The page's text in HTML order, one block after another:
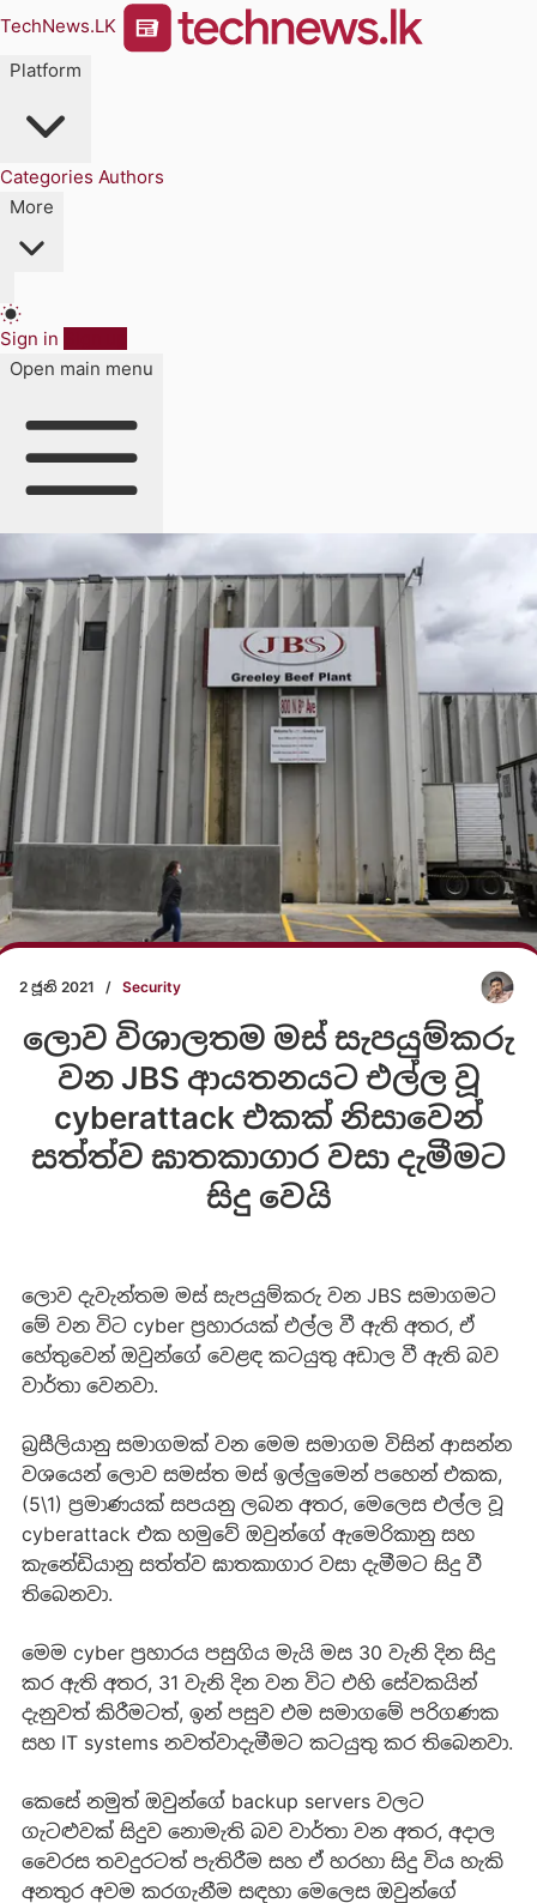
TechNews.LK
Platform
Categories Authors
More
Sign in
Open main menu
2 ජූනි 2021 / Security
ලොව විශාලතම මස් සැපයුම්කරු
වන JBS ආයතනයට එල්ල වූ
cyberattack එකක් නිසාවෙන්
සත්ත්ව ඝාතකාගාර වසා දැමීමට
සිදු වෙයි
ලොව දැවැන්තම මස් සැපයුම්කරු වන JBS සමාගමට
මේ වන විට cyber ප්‍රහාරයක් එල්ල වී ඇති අතර, ඒ
හේතුවෙන් ඔවුන්ගේ වෙළඳ කටයුතු අඩාල වී ඇති බව
වාර්තා වෙනවා.
බ්‍රසීලියානු සමාගමක් වන මෙම සමාගම විසින් ආසන්න
වශයෙන් ලොව සමස්ත මස් ඉල්ලුමෙන් පහෙන් එකක,
(5\1) ප්‍රමාණයක් සපයනු ලබන අතර, මෙලෙස එල්ල වූ
cyberattack එක හමුවේ ඔවුන්ගේ ඇමෙරිකානු සහ
කැනේඩියානු සත්ත්ව ඝාතකාගාර වසා දැමීමට සිදු වී
තිබෙනවා.
මෙම cyber ප්‍රහාරය පසුගිය මැයි මස 30 වැනි දින සිදු
කර ඇති අතර, 31 වැනි දින වන විට එහි සේවකයින්
දැනුවත් කිරීමටත්, ඉන් පසුව එම සමාගමේ පරිගණක
සහ IT systems නවත්වාදැමීමට කටයුතු කර තිබෙනවා.
කෙසේ නමුත් ඔවුන්ගේ backup servers වලට
ගැටළුවක් සිදුව නොමැති බව වාර්තා වන අතර, අදාල
වෛරස තවදුරටත් පැතිරීම සහ ඒ හරහා සිදු විය හැකි
අනතුර අවම කරගැනීම සඳහා මෙලෙස ඔවුන්ගේ